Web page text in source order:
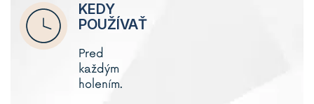
KEDY
POUŽÍVAŤ
Pred
každým
holením.